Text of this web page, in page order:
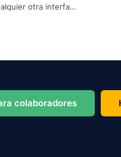
otra interfaz
colaboradores